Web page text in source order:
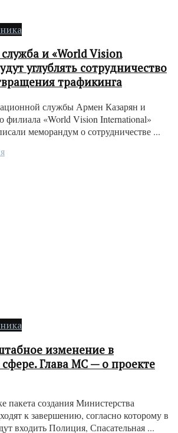
и «World Vision
углублять сотрудничество
трафикинга
службы Армен Казарян и
филиала «World Vision International»
меморандум о сотрудничестве ...
изменение в
Глава МС — о проекте
пакета создания Министерства
к завершению, согласно которому в
входить Полиция, Спасательная ...